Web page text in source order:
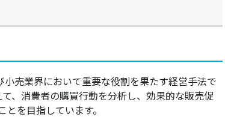
売業界において重要な役割を果たす経営手法で
、消費者の購買行動を分析し、効果的な販売促
を目指しています。​​​​​​​​​​​​​​​​​​​​​​​​​​​